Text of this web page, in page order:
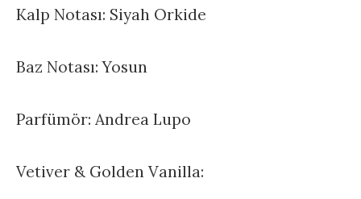
Kalp Notası: Siyah Orkide
Baz Notası: Yosun
Parfümör: Andrea Lupo
Vetiver & Golden Vanilla: